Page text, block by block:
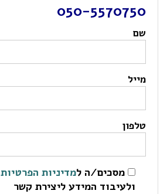
050-5570750
שם
מייל
טלפון
מסכים/ה למדיניות הפרטיות
ולעיבוד המידע ליצירת קשר